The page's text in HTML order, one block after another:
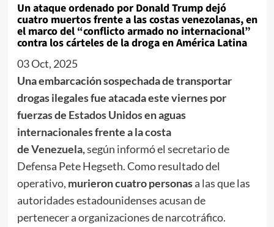
Un ataque ordenado por Donald Trump dejó
cuatro muertos frente a las costas venezolanas, en
el marco del “conflicto armado no internacional”
contra los cárteles de la droga en América Latina
03 Oct, 2025
Una embarcación sospechada de transportar
drogas ilegales fue atacada este viernes por
fuerzas de Estados Unidosen aguas
internacionales frente a la costa
deVenezuela,según informó el secretario de
Defensa Pete Hegseth. Como resultado del
operativo, murieron cuatro personasa las que las
autoridades estadounidenses acusan de
pertenecer a organizaciones de narcotráfico.